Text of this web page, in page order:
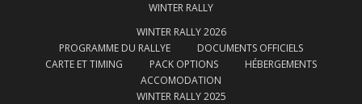
WINTER RALLY
WINTER RALLY 2026
PROGRAMME DU RALLYE
DOCUMENTS OFFICIELS
CARTE ET TIMING
PACK OPTIONS
HÉBERGEMENTS
ACCOMODATION
WINTER RALLY 2025